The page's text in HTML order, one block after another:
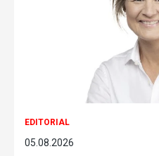
EDITORIAL
05.08.2026